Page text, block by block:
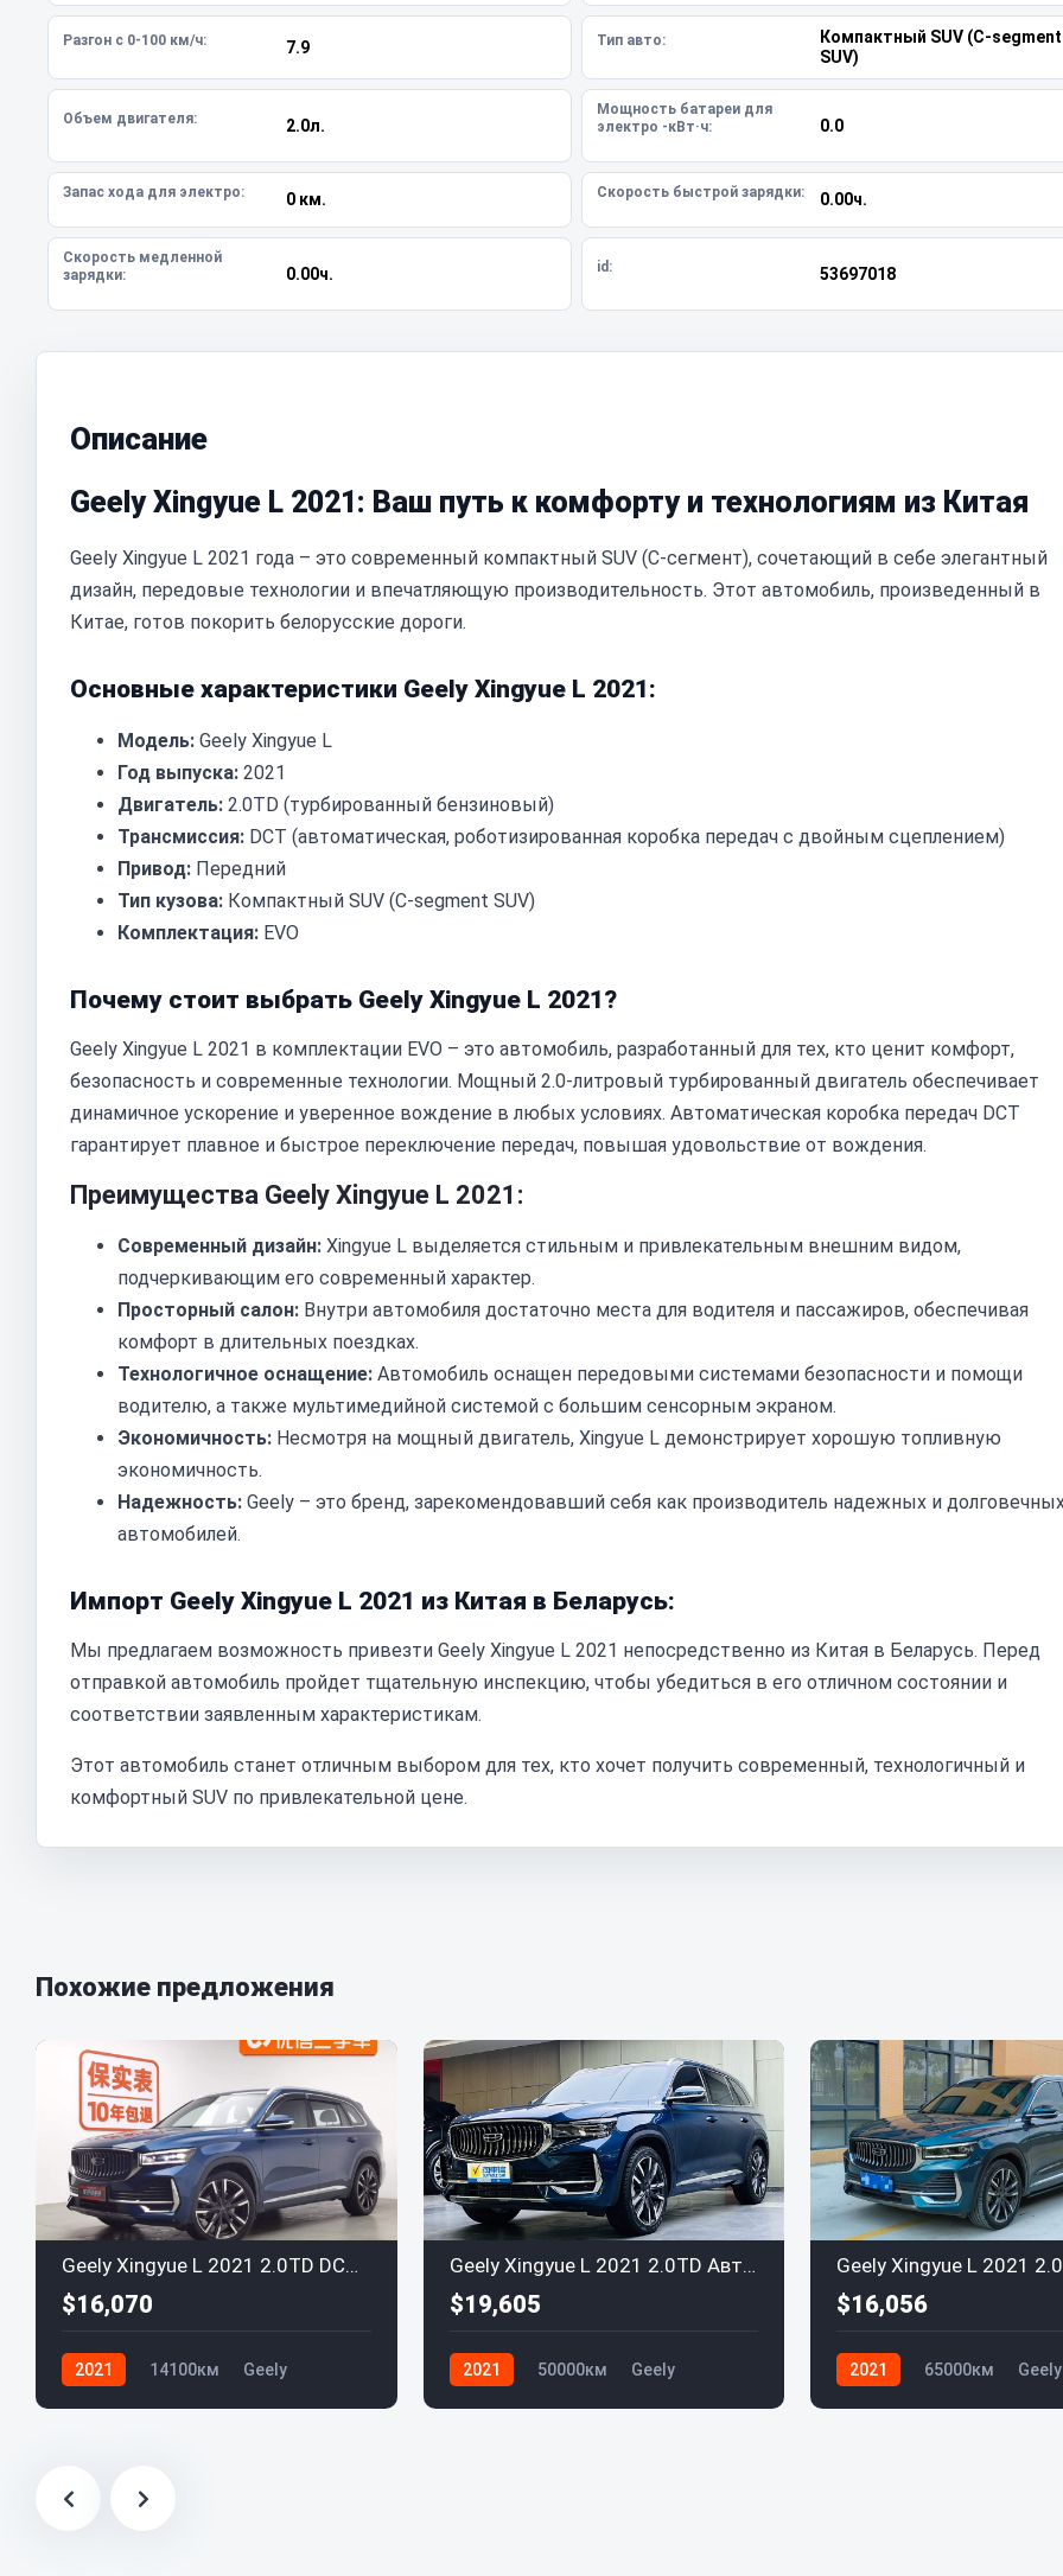
Разгон с 0-100 км/ч: 7.9 Тип авто:
Компактный SUV (C-segment
SUV)
Объем двигателя: 2.0л.
Мощность батареи для
электро -кВт·ч:
0.0
Запас хода для электро: 0 км. Скорость быстрой зарядки: 0.00ч.
Скорость медленной
зарядки:
0.00ч. id: 53697018
Описание
Geely Xingyue L 2021: Ваш путь к комфорту и технологиям из Китая
Geely Xingyue L 2021 года – это современный компактный SUV (C-сегмент), сочетающий в себе элегантный
дизайн, передовые технологии и впечатляющую производительность. Этот автомобиль, произведенный в
Китае, готов покорить белорусские дороги.
Основные характеристики Geely Xingyue L 2021:
Модель: Geely Xingyue L
Год выпуска: 2021
Двигатель: 2.0TD (турбированный бензиновый)
Трансмиссия: DCT (автоматическая, роботизированная коробка передач с двойным сцеплением)
Привод: Передний
Тип кузова: Компактный SUV (C-segment SUV)
Комплектация: EVO
Почему стоит выбрать Geely Xingyue L 2021?
Geely Xingyue L 2021 в комплектации EVO – это автомобиль, разработанный для тех, кто ценит комфорт,
безопасность и современные технологии. Мощный 2.0-литровый турбированный двигатель обеспечивает
динамичное ускорение и уверенное вождение в любых условиях. Автоматическая коробка передач DCT
гарантирует плавное и быстрое переключение передач, повышая удовольствие от вождения.
Преимущества Geely Xingyue L 2021:
Современный дизайн: Xingyue L выделяется стильным и привлекательным внешним видом,
подчеркивающим его современный характер.
Просторный салон: Внутри автомобиля достаточно места для водителя и пассажиров, обеспечивая
комфорт в длительных поездках.
Технологичное оснащение: Автомобиль оснащен передовыми системами безопасности и помощи
водителю, а также мультимедийной системой с большим сенсорным экраном.
Экономичность: Несмотря на мощный двигатель, Xingyue L демонстрирует хорошую топливную
экономичность.
Надежность: Geely – это бренд, зарекомендовавший себя как производитель надежных и
автомобилей.
Импорт Geely Xingyue L 2021 из Китая в Беларусь:
Мы предлагаем возможность привезти Geely Xingyue L 2021 непосредственно из Китая в Беларусь. Перед
отправкой автомобиль пройдет тщательную инспекцию, чтобы убедиться в его отличном состоянии и
соответствии заявленным характеристикам.
Этот автомобиль станет отличным выбором для тех, кто хочет получить современный, технологичный и
комфортный SUV по привлекательной цене.
Похожие предложения
Geely Xingyue L 2021 2.0TD DCT EVO
$16,070
2021 14100км Geely
Geely Xingyue L 2021 2.0TD Автоматическая Полный привод
$19,605
2021 50000км Geely
$16,056
2021 65000км Geely